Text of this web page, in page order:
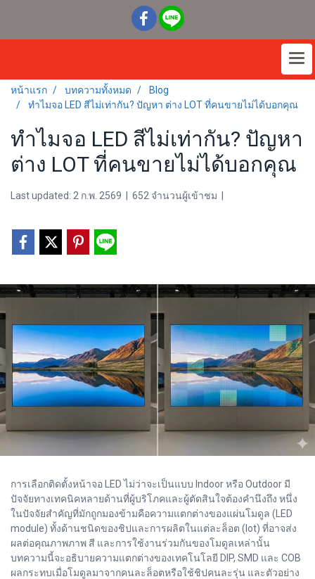
หน้าแรก บทความทั้งหมด
Blog
ทำไมจอ LED สีไม่เท่ากัน? ปัญหา ต่าง LOT ที่คนขายไม่ได้บอกคุณ
ทำไมจอ LED สีไม่เท่ากัน? ปัญหา
ต่าง LOT ที่คนขายไม่ได้บอกคุณ
Last updated: 2 ก.พ. 2569 652 จำนวนผู้เข้าชม
การเลือกติดตั้งหน้าจอ LED ไม่ว่าจะเป็นแบบ Indoor หรือ Outdoor มี
ปัจจัยทางเทคนิคหลายด้านที่ผู้บริโภคและผู้ตัดสินใจต้องคำนึงถึง หนึ่ง
ในปัจจัยสำคัญที่มักถูกมองข้ามคือความแตกต่างของแผ่นโมดูล (LED
module) ทั้งด้านชนิดของชิปและการผลิตในแต่ละล็อต (lot) ที่อาจส่ง
ผลต่อคุณภาพภาพ สี และการใช้งานร่วมกันของโมดูลเหล่านั้น
บทความนี้จะอธิบายความแตกต่างของเทคโนโลยี DIP, SMD และ COB
ผลกระทบเมื่อโมดูลมาจากคนละล็อตหรือใช้ชิปคนละรุ่น และตัวอย่าง